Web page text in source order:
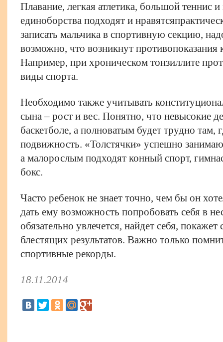
Плавание, легкая атлетика, большой теннис
единоборства подходят и
записать мальчика в спортивную секцию,
возможно, что возникнут противопоказания
Например, при хроническом тонзиллите
виды спорта.
Необходимо также учитывать
сына – рост и вес. Понятно, что невысокие
баскетболе, а полноватым будет трудно там,
подвижность. «Толстячки» успешно
а малорослым подходят конный спорт,
бокс.
Часто ребенок не знает точно, чем бы он
дать ему возможность попробовать себя в
обязательно увлечется, найдет себя,
блестящих результатов. Важно только
спортивные рекорды.​
18.11.2014